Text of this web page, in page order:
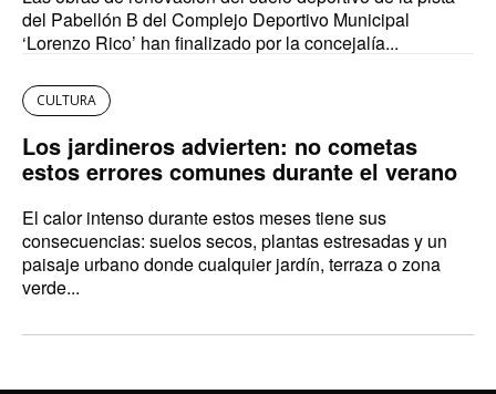
del Pabellón B del Complejo Deportivo Municipal
‘Lorenzo Rico’ han finalizado por la concejalía...
CULTURA
Los jardineros advierten: no cometas
estos errores comunes durante el verano
El calor intenso durante estos meses tiene sus
consecuencias: suelos secos, plantas estresadas y un
paisaje urbano donde cualquier jardín, terraza o zona
verde...